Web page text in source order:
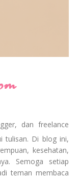
dan freelance
tulisan. Di blog ini,
kesehatan,
Semoga setiap
teman membaca